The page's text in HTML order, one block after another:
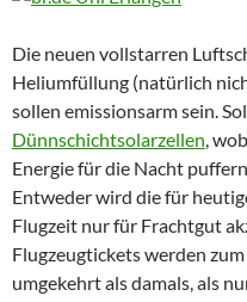
Die neuen vollstarren
Heliumfüllung (natürlich
sollen emissionsarm sein.
Dünnschichtsolarzellen,
Energie für die Nacht
Entweder wird die für
Flugzeit nur für Frachtgut
Flugzeugtickets werden
umgekehrt als damals, als